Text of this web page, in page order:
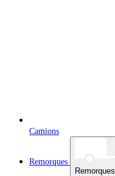
Camions
Remorques
Remorques